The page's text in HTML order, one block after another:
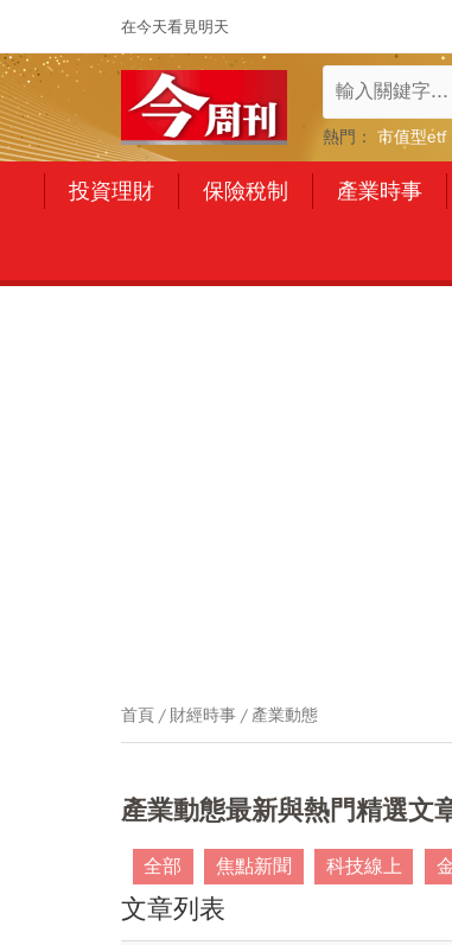
在今天看見明天
熱門： 市值型etf
投資理財 保險稅制 產業時事
首頁 財經時事 產業動態
產業動態最新與熱門精選文
全部 焦點新聞 科技線上
文章列表